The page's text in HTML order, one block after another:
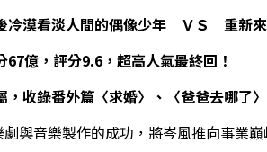
冷漠看淡人間的偶像少年 ＶＳ 重新來
億，評分9.6，超高人氣最終回！
收錄番外篇〈求婚〉、〈爸爸去哪了〉
與音樂製作的成功，將岑風推向事業巔